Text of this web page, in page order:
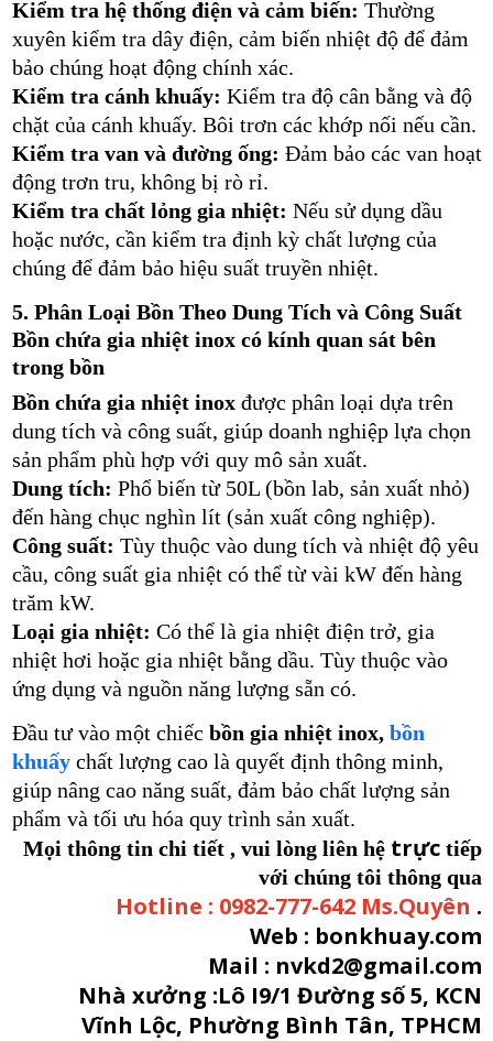
Kiểm tra hệ thống điện và cảm biến: Thường
xuyên kiểm tra dây điện, cảm biến nhiệt độ để đảm
bảo chúng hoạt động chính xác.
Kiểm tra cánh khuấy: Kiểm tra độ cân bằng và độ
chặt của cánh khuấy. Bôi trơn các khớp nối nếu cần.
Kiểm tra van và đường ống: Đảm bảo các van hoạt
động trơn tru, không bị rò rỉ.
Kiểm tra chất lỏng gia nhiệt: Nếu sử dụng dầu
hoặc nước, cần kiểm tra định kỳ chất lượng của
chúng để đảm bảo hiệu suất truyền nhiệt.
5. Phân Loại Bồn Theo Dung Tích và Công Suất
Bồn chứa gia nhiệt inox có kính quan sát bên
trong bồn
Bồn chứa gia nhiệt inoxđược phân loại dựa trên
dung tích và công suất, giúp doanh nghiệp lựa chọn
sản phẩm phù hợp với quy mô sản xuất.
Dung tích: Phổ biến từ 50L (bồn lab, sản xuất nhỏ)
đến hàng chục nghìn lít (sản xuất công nghiệp).
Công suất: Tùy thuộc vào dung tích và nhiệt độ yêu
cầu, công suất gia nhiệt có thể từ vài kW đến hàng
trăm kW.
Loại gia nhiệt: Có thể là gia nhiệt điện trở, gia
nhiệt hơi hoặc gia nhiệt bằng dầu. Tùy thuộc vào
ứng dụng và nguồn năng lượng sẵn có.
Đầu tư vào một chiếc bồn gia nhiệt inox, bồn
khuấychất lượng cao là quyết định thông minh,
giúp nâng cao năng suất, đảm bảo chất lượng sản
phẩm và tối ưu hóa quy trình sản xuất.
Mọi thông tin chi tiết , vui lòng liên hệ trựctiếp
với chúng tôi thông qua
Hotline : 0982-777-642 Ms.Quyên .
Web : bonkhuay.com
Mail : nvkd2@gmail.com
Nhà xưởng :Lô I9/1 Đường số 5, KCN
Vĩnh Lộc, Phường Bình Tân, TPHCM